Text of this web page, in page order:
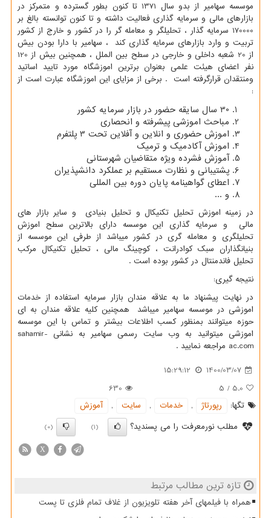
موسسه سهامیر از بدو سال 1371 تا کنون بطور گسترده و متمرکز در
بازارهای مالی و سرمایه گذاری فعالیت داشته و تا کنون توانسته بالغ بر
170000 سرمایه گذار ، تحلیلگر و معامله گر را در کشور و خارج از کشور
تربیت و وارد بازارهای سرمایه گذاری کند ، سهامیر با دارا بودن بیش
از 20 شعبه داخلی و خارجی در سطح بین الملل ، همچنین بیش از 120
نفر اعضای هیئت علمی بعنوان برترین اموزشگاه مورد تایید اساتید
ومنتقدان قرارگرفته است . برخی از مزایای این اموزشگاه عبارت است از
:
30 سال سایقه حضور در بازار سرمایه کشور
مباحث اموزشی پیشرفته و انحصاری
اموزش حضوری و انلاین و آفلاین تحت 3 پلتفرم
اموزش آکادمیک و ترمیک
آموزش فشرده ویژه متقاضیان شهرستانی
پشتیبانی و نظارت مستقیم بر عملکرد دانشپذیران
اعطای گواهینامه پایان دوره بین المللی
و ...
در زمینه اموزش تحلیل تکنیکال و تحلیل بنیادی و سایر بازار های
مالی و سرمایه گذاری این موسسه دارای بالاترین سطح اموزش
تحلیلگری و معامله گری در کشور میباشد از طرفی این موسسه از
بنیانگذاران سبک کوادرانت ، کوچینگ مالی ، تحلیل تکنیکال مرکب
تحلیل فاندمنتال در کشور بوده است .
نتیجه گیری:
در نهایت پیشنهاد ما به علاقه مندان بازار سرمایه استفاده از خدمات
اموزشی در موسسه سهامیر میباشد همچنین کلیه علاقه مندان به ای
حوزه میتوانند بمنظور کسب اطلاعات بیشتر و تماس با این موسسه
اموزشی میتوانید به وب سایت رسمی سهامیر به نشانی sahamir-
ac.com مراجعه نمایید .
1400/03/07
15:29:12
5.0
/
5
630
تگها:
رپورتاژ , خدمات , سایت ,
آموزش
مطلب نورمعرفت را می پسندید؟
(1)
(0)
X
تازه ترین مطالب مرتبط
همراه با فیلمهای آخر هفته تلویزیون از غلاف تمام فلزی تا پست